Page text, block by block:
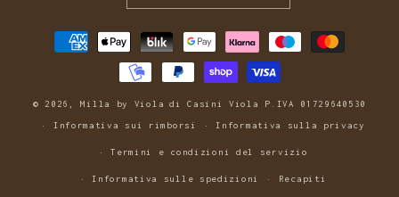
Metodi
© 2026,Milla by Viola di Casini Viola P.IVA 01729640530
Informativa sui rimborsi Informativa sulla privacy
Termini e condizioni del servizio
Informativa sulle spedizioni Recapiti